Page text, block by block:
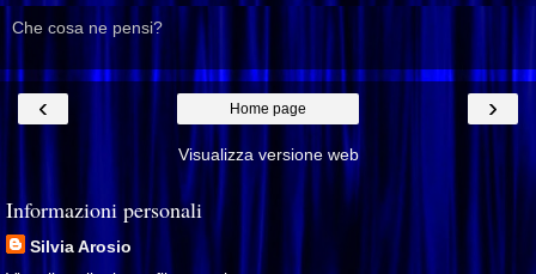
Che cosa ne pensi?
‹ ›
Home page
Visualizza versione web
Informazioni personali
Silvia Arosio